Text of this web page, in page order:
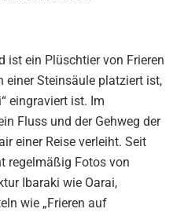
ein Plüschtier von Frieren
einer Steinsäule platziert ist,
eingraviert ist. Im
Fluss und der Gehweg der
einer Reise verleiht. Seit
regelmäßig Fotos von
Ibaraki wie Oarai,
wie „Frieren auf